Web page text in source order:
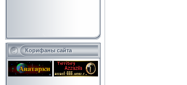
Корифаны сайта